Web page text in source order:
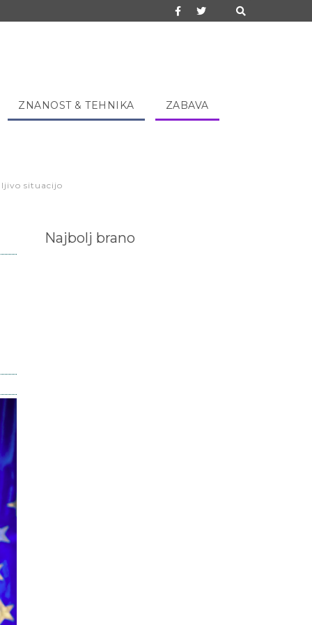
ZNANOST & TEHNIKA ZABAVA
situacijo
Najbolj brano